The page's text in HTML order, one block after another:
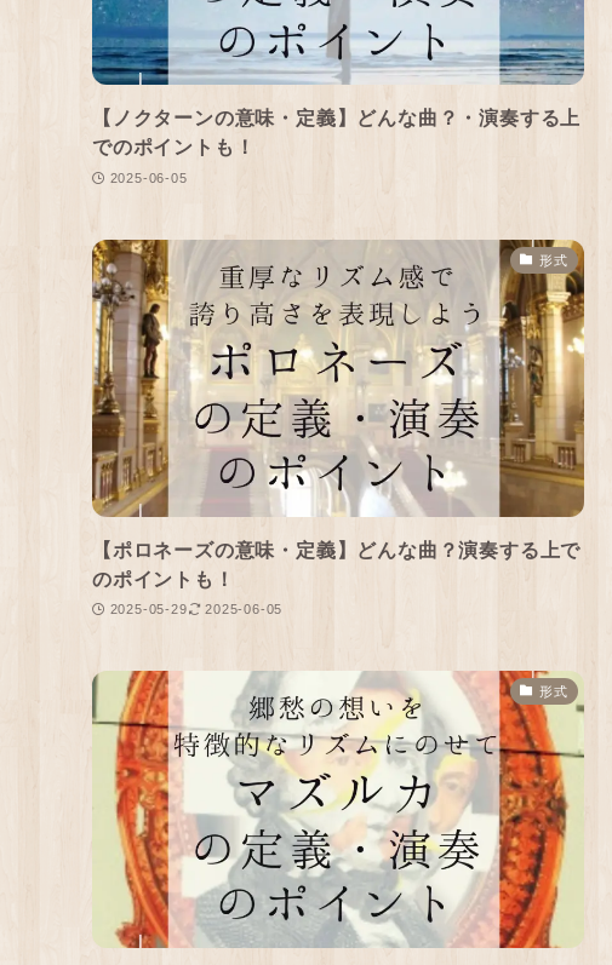
【ノクターンの意味・定義】どんな曲？・演奏する上
でのポイントも！
2025-06-05
形式
【ポロネーズの意味・定義】どんな曲？演奏する上で
のポイントも！
2025-05-29 2025-06-05
形式